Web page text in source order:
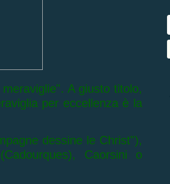
A giusto titolo,
per eccellenza è la
dessine le Christ"),
Cadourques), Caorsini o